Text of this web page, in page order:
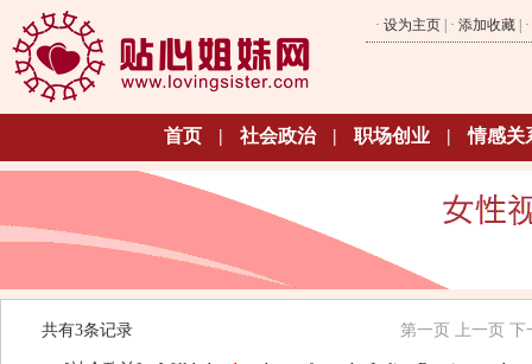
· 设为主页 | · 添加收藏 | ·
首页 | 社会政治 | 职场创业 | 情感关
共有3条记录 第一页 上一页 下